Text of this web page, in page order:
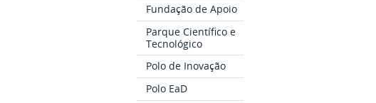
Fundação de Apoio
Parque Científico e
Tecnológico
Polo de Inovação
Polo EaD